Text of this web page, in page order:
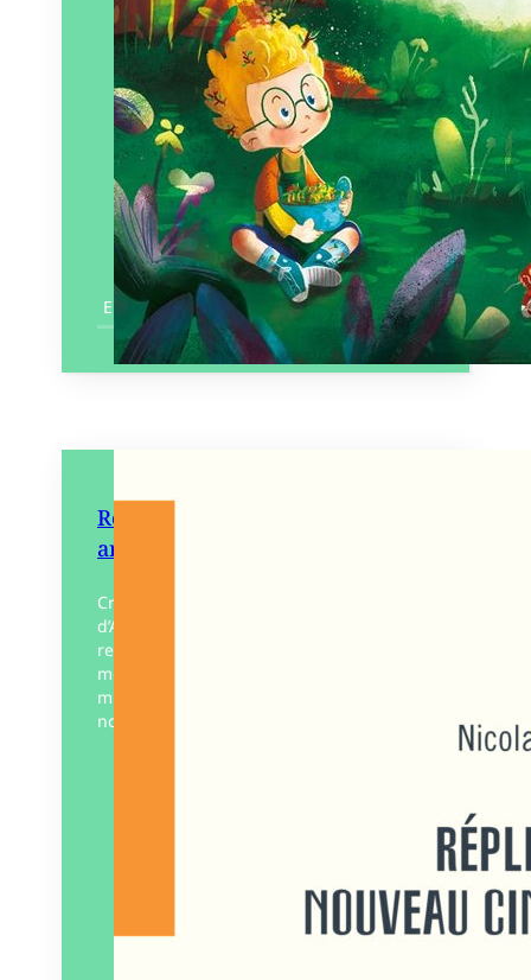
En savoir plus
Répliques du nouveau cinéma
argentin
Critique spécialiste des cinémas
d’Amérique latine, Nicolas Azalbert
revient sur le Nouveau Cinéma argentin,
mouvement générationnel apparu au
mitan des années 1990, incarné
notamment par Adrián Caetano, Martín…